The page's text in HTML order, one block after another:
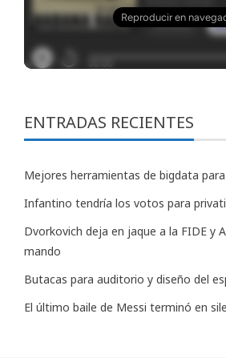
ENTRADAS RECIENTES
Mejores herramientas de bigdata
Infantino tendría los votos para
Dvorkovich deja en jaque a la FIDE y
mando
Butacas para auditorio y diseño del
El último baile de Messi terminó en